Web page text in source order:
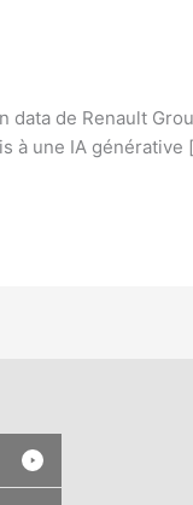
data de Renault
à une IA générative